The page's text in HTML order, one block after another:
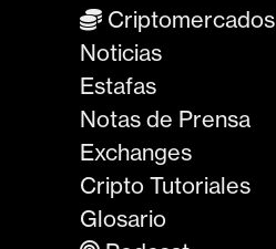
Criptomercados
Noticias
Estafas
Notas de Prensa
Exchanges
Cripto Tutoriales
Glosario